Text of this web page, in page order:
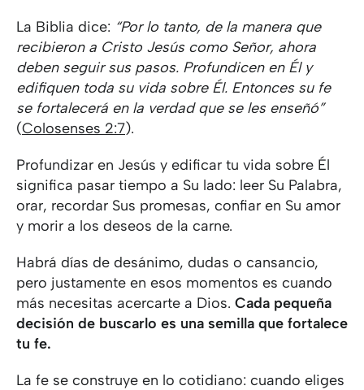
La Biblia dice: “Por lo tanto, de la manera que
recibieron a Cristo Jesús como Señor, ahora
deben seguir sus pasos. Profundicen en Él y
edifiquen toda su vida sobre Él. Entonces su fe
se fortalecerá en la verdad que se les enseñó”
(Colosenses 2:7).
Profundizar en Jesús y edificar tu vida sobre Él
significa pasar tiempo a Su lado: leer Su Palabra,
orar, recordar Sus promesas, confiar en Su amor
y morir a los deseos de la carne.
Habrá días de desánimo, dudas o cansancio,
pero justamente en esos momentos es cuando
más necesitas acercarte a Dios. Cada pequeña
decisión de buscarlo es una semilla que fortalece
tu fe.
La fe se construye en lo cotidiano: cuando eliges